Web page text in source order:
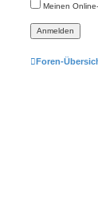
Meinen
Foren-